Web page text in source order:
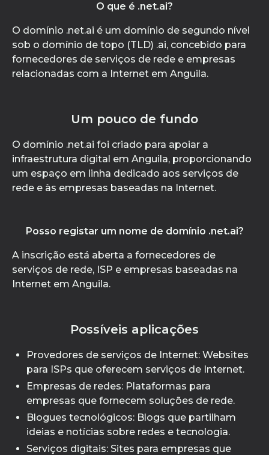
O que é .net.ai?
O domínio .net.ai é um domínio de segundo nível
sob o domínio de topo (TLD) .ai, concebido para
fornecedores de serviços de rede e empresas
relacionadas com a Internet em Anguila.
Um pouco de fundo
O domínio .net.ai foi criado para apoiar a
infraestrutura digital em Anguila, proporcionando
um espaço em linha dedicado aos serviços de
rede e às empresas baseadas na Internet.
Posso registar um nome de domínio .net.ai?
A inscrição está aberta a fornecedores de
serviços de rede, ISP e empresas baseadas na
Internet em Anguila.
Possíveis aplicações
Provedores de serviços de Internet: Websites
para ISPs que oferecem serviços de Internet.
Empresas de redes: Plataformas para
empresas que fornecem soluções de rede.
Blogues tecnológicos: Blogs que partilham
ideias e notícias sobre redes e tecnologia.
Serviços digitais: Sites para empresas que